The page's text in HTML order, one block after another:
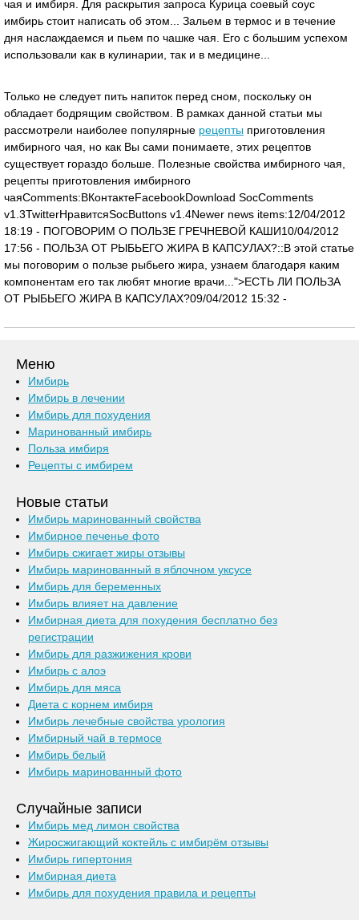
чая и имбиря. Для раскрытия запроса Курица соевый соус
имбирь стоит написать об этом... Зальем в термос и в течение
дня наслаждаемся и пьем по чашке чая. Его с большим успехом
использовали как в кулинарии, так и в медицине...
Только не следует пить напиток перед сном, поскольку он
обладает бодрящим свойством. В рамках данной статьи мы
рассмотрели наиболее популярные рецепты приготовления
имбирного чая, но как Вы сами понимаете, этих рецептов
существует гораздо больше. Полезные свойства имбирного чая,
рецепты приготовления имбирного
чаяComments:ВКонтактеFacebookDownload SocComments
v1.3TwitterНравитсяSocButtons v1.4Newer news items:12/04/2012
18:19 - ПОГОВОРИМ О ПОЛЬЗЕ ГРЕЧНЕВОЙ КАШИ10/04/2012
17:56 - ПОЛЬЗА ОТ РЫБЬЕГО ЖИРА В КАПСУЛАХ?::В этой статье
мы поговорим о пользе рыбьего жира, узнаем благодаря каким
компонентам его так любят многие врачи...">ЕСТЬ ЛИ ПОЛЬЗА
ОТ РЫБЬЕГО ЖИРА В КАПСУЛАХ?09/04/2012 15:32 -
Меню
Имбирь
Имбирь в лечении
Имбирь для похудения
Маринованный имбирь
Польза имбиря
Рецепты с имбирем
Новые статьи
Имбирь маринованный свойства
Имбирное печенье фото
Имбирь сжигает жиры отзывы
Имбирь маринованный в яблочном уксусе
Имбирь для беременных
Имбирь влияет на давление
Имбирная диета для похудения бесплатно без
регистрации
Имбирь для разжижения крови
Имбирь с алоэ
Имбирь для мяса
Диета с корнем имбиря
Имбирь лечебные свойства урология
Имбирный чай в термосе
Имбирь белый
Имбирь маринованный фото
Случайные записи
Имбирь мед лимон свойства
Жиросжигающий коктейль с имбирём отзывы
Имбирь гипертония
Имбирная диета
Имбирь для похудения правила и рецепты